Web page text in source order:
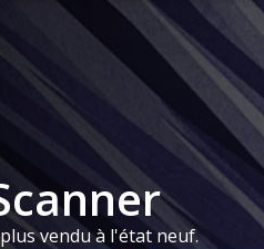
vendu à l'état neuf.